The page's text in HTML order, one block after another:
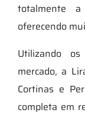
totalmente
oferecendo
Utilizando
mercado, a
Cortinas e
completa em